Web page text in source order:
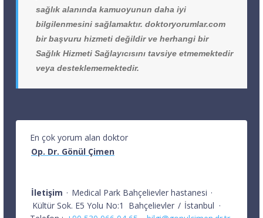
sağlık alanında kamuoyunun daha iyi
bilgilenmesini sağlamaktır. doktoryorumlar.com
bir başvuru hizmeti değildir ve herhangi bir
Sağlık Hizmeti Sağlayıcısını tavsiye etmemektedir
veya desteklememektedir.
En çok yorum alan doktor
Op. Dr. Gönül Çimen
İletişim · Medical Park Bahçelievler hastanesi ·
Kültür Sok. E5 Yolu No:1
Bahçelievler / İstanbul ·